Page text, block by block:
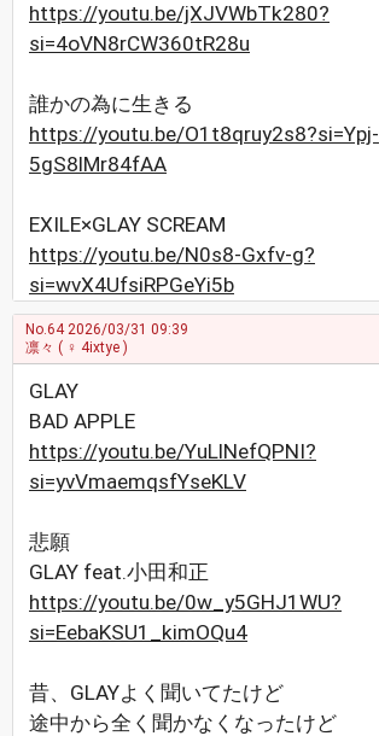
https://youtu.be/jXJVWbTk280?
si=4oVN8rCW360tR28u
誰かの為に生きる
https://youtu.be/O1t8qruy2s8?si=Ypj-
5gS8lMr84fAA
EXILE×GLAY SCREAM
https://youtu.be/N0s8-Gxfv-g?
si=wvX4UfsiRPGeYi5b
No.642026/03/31 09:39
凛々 ( ♀ 4ixtye )
GLAY
BAD APPLE
https://youtu.be/YuLlNefQPNI?
si=yvVmaemqsfYseKLV
悲願
GLAY feat.小田和正
https://youtu.be/0w_y5GHJ1WU?
si=EebaKSU1_kimOQu4
昔、GLAYよく聞いてたけど
途中から全く聞かなくなったけど